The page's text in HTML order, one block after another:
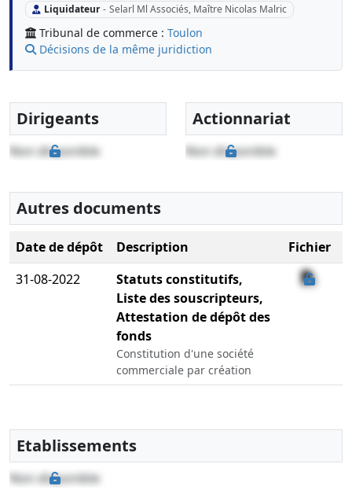
Liquidateur - Selarl Ml Associés, Maître Nicolas Malric
Tribunal de commerce : Toulon
Décisions de la même juridiction
Dirigeants
Non disponible
Actionnariat
Non disponible
Autres documents
Date de dépôt Description
Fichier
31-08-2022
Statuts constitutifs,
Liste des souscripteurs,
Attestation de dépôt des
fonds
Constitution d'une société
commerciale par création
Etablissements
Non disponible